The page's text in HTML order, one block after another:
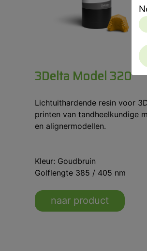
3Delta Model 320
Lichtuithardende resin voor
printen van tandheelkundige
en alignermodellen.
Kleur: Goudbruin
Golflengte 385 / 405 nm
naar product